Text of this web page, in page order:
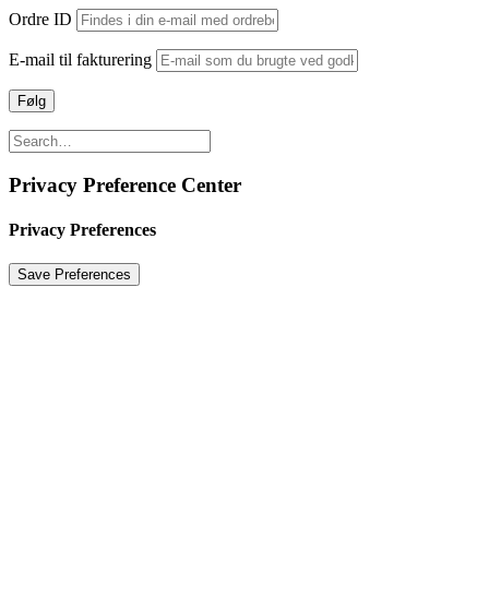
Ordre ID
E-mail til fakturering
Følg
Privacy Preference Center
Privacy Preferences